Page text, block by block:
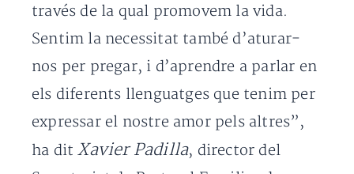
través de la qual promovem la vida.
Sentim la necessitat també d’aturar-
nos per pregar, i d’aprendre a parlar en
els diferents llenguatges que tenim per
expressar el nostre amor pels altres”,
ha ditXavier Padilla, director del